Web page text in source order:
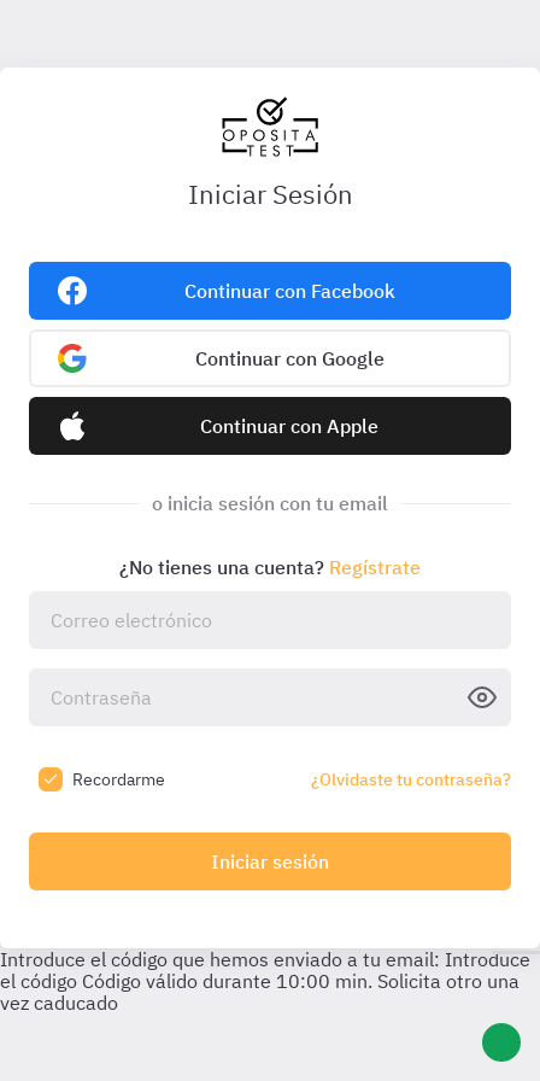
Iniciar Sesión
Continuar con Facebook
Continuar con Google
Continuar con Apple
o inicia sesión con tu email
¿No tienes una cuenta? Regístrate
Recordarme ¿Olvidaste tu contraseña?
Iniciar sesión
Introduce el código que hemos enviado a tu email: Introduce
el código Código válido durante 10:00 min. Solicita otro una
vez caducado